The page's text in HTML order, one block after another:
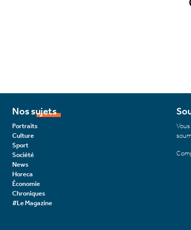
Nos sujets
Portraits
Culture
Sport
Société
News
Horeca
Économie
Chroniques
#Le Magazine